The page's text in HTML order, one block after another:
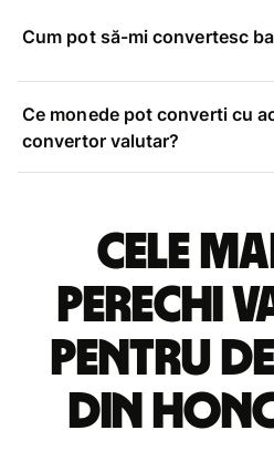
Cum pot să-mi convertesc
Ce monede pot converti cu
convertor valutar?
Cele
perechi
pentru
din